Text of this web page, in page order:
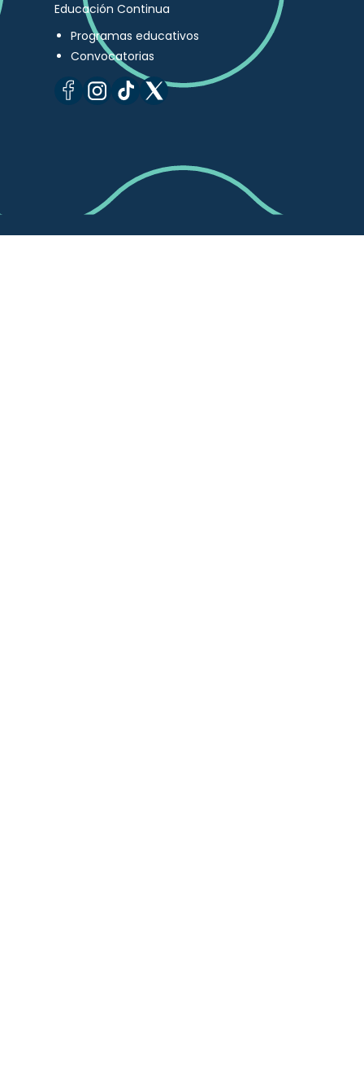
Educación Continua
Programas educativos
Convocatorias